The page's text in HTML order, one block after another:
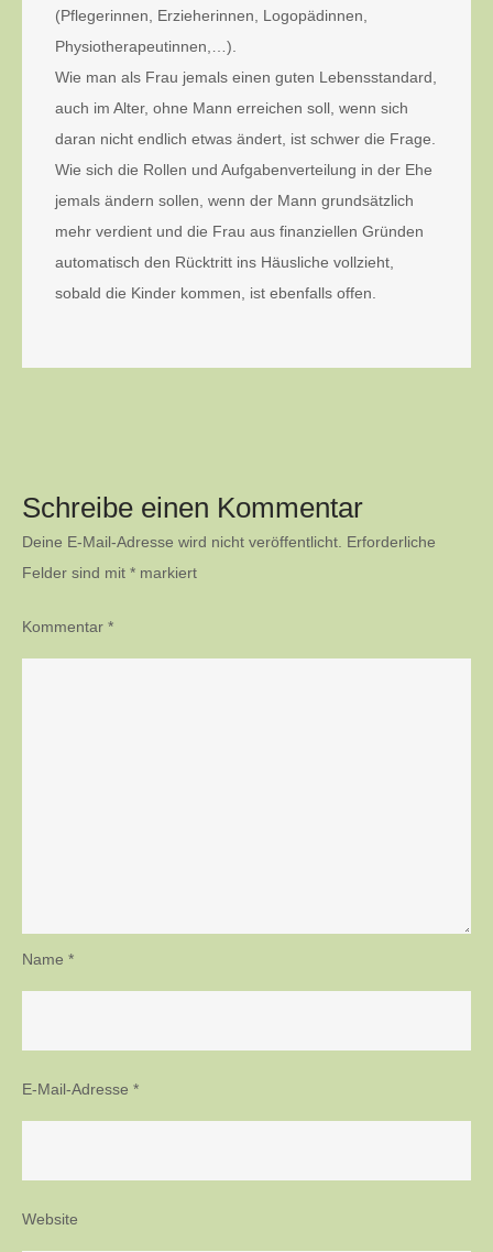
(Pflegerinnen, Erzieherinnen, Logopädinnen,
Physiotherapeutinnen,…).
Wie man als Frau jemals einen guten Lebensstandard,
auch im Alter, ohne Mann erreichen soll, wenn sich
daran nicht endlich etwas ändert, ist schwer die Frage.
Wie sich die Rollen und Aufgabenverteilung in der Ehe
jemals ändern sollen, wenn der Mann grundsätzlich
mehr verdient und die Frau aus finanziellen Gründen
automatisch den Rücktritt ins Häusliche vollzieht,
sobald die Kinder kommen, ist ebenfalls offen.
Schreibe einen Kommentar
Deine E-Mail-Adresse wird nicht veröffentlicht. Erforderliche
Felder sind mit * markiert
Kommentar *
Name *
E-Mail-Adresse *
Website